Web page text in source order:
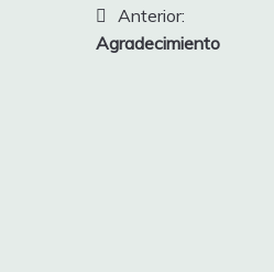
Navegación
de
Anterior:
Agradecimiento